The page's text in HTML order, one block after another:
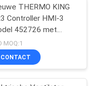
THERMO KING
Controller HMI-3
452726 met
voor
SR3 SR4
MOQ:1
CONTACT